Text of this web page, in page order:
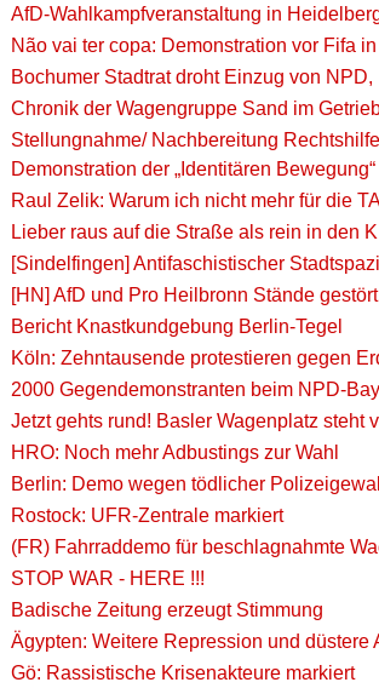
AfD-Wahlkampfveranstaltung in
Não vai ter copa: Demonstration vor Fifa
Bochumer Stadtrat droht Einzug von
Chronik der Wagengruppe Sand im
Stellungnahme/ Nachbereitung
Demonstration der „Identitären
Raul Zelik: Warum ich nicht mehr für die
Lieber raus auf die Straße als rein in den
[Sindelfingen] Antifaschistischer
[HN] AfD und Pro Heilbronn Stände gestört
Bericht Knastkundgebung Berlin-Tegel
Köln: Zehntausende protestieren gegen
2000 Gegendemonstranten beim NPD-
Jetzt gehts rund! Basler Wagenplatz steht
HRO: Noch mehr Adbustings zur Wahl
Berlin: Demo wegen tödlicher
Rostock: UFR-Zentrale markiert
(FR) Fahrraddemo für beschlagnahmte
STOP WAR - HERE !!!
Badische Zeitung erzeugt Stimmung
Ägypten: Weitere Repression und düstere
Gö: Rassistische Krisenakteure markiert